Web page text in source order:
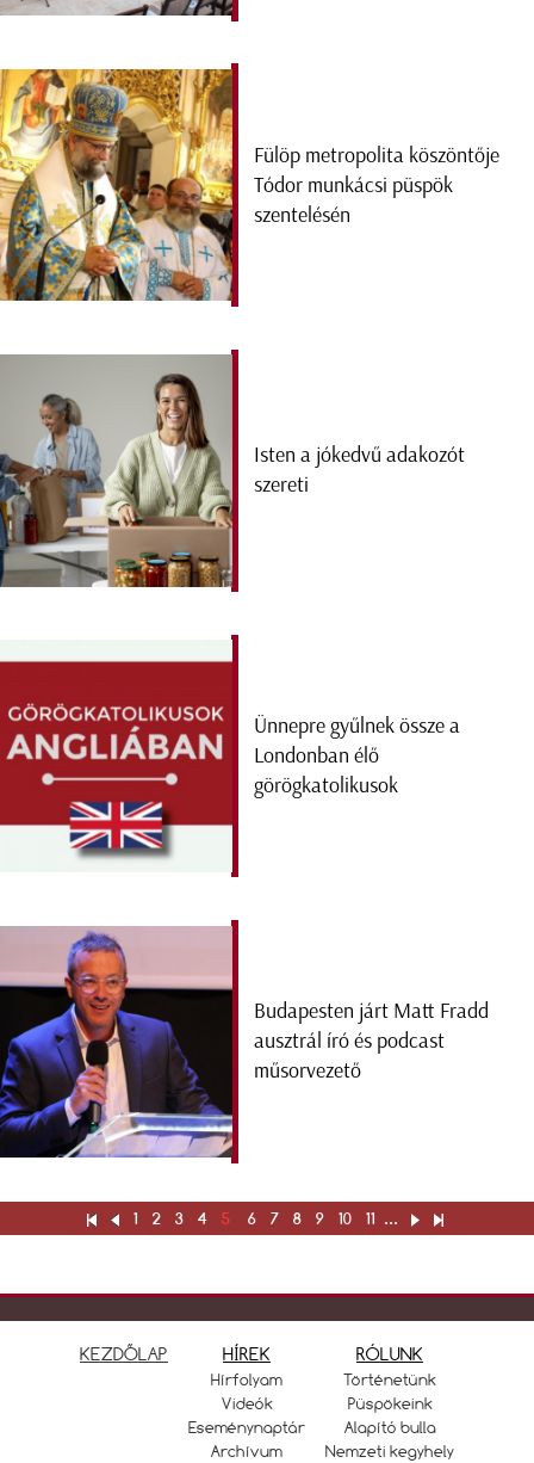
Fülöp metropolita köszöntője
Tódor munkácsi püspök
szentelésén
Isten a jókedvű adakozót
szereti
Ünnepre gyűlnek össze a
Londonban élő
görögkatolikusok
Budapesten járt Matt Fradd
ausztrál író és podcast
műsorvezető
1 2 3 4 5 6 7 8 9 10 11 ...
KEZDŐLAP HÍREK
Hírfolyam
Videók
Eseménynaptár
Archívum
RÓLUNK
Történetünk
Püspökeink
Alapító bulla
Nemzeti kegyhely